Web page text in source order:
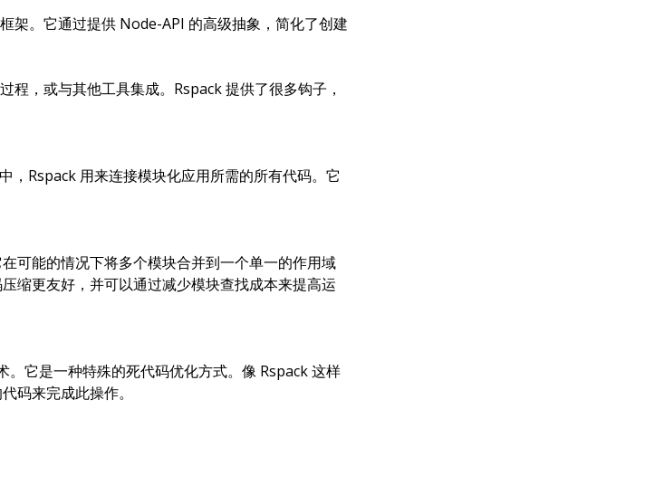
架。它通过提供 Node-API 的高级抽象，简化了创建
程，或与其他工具集成。Rspack 提供了很多钩子，
Rspack 用来连接模块化应用所需的所有代码。它
可能的情况下将多个模块合并到一个单一的作用域
缩更友好，并可以通过减少模块查找成本来提高运
它是一种特殊的死代码优化方式。像 Rspack 这样
码来完成此操作。